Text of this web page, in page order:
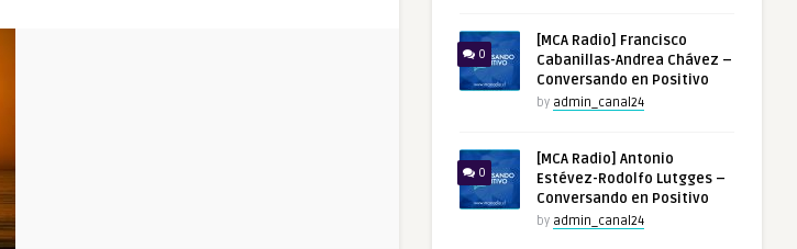
0
[MCA Radio] Francisco
Cabanillas-Andrea Chávez –
Conversando en Positivo
by admin_canal24
0
[MCA Radio] Antonio
Estévez-Rodolfo Lutgges –
Conversando en Positivo
by admin_canal24